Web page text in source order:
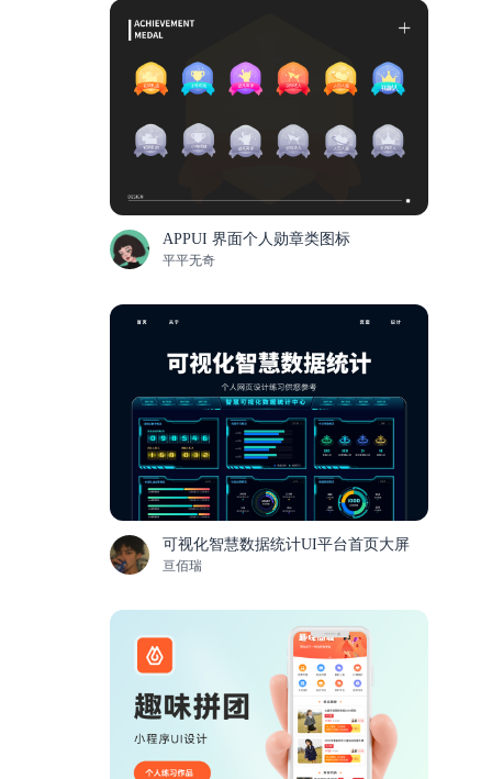
APPUI 界面个人勋章类图标
平平无奇
可视化智慧数据统计UI平台首页大屏
亘佰瑞